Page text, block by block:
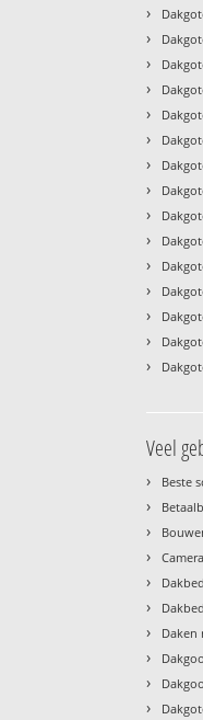
›
›
›
›
›
›
›
›
›
›
›
›
›
›
›
Veel
› Beste
›
›
›
›
›
› Daken
›
›
›